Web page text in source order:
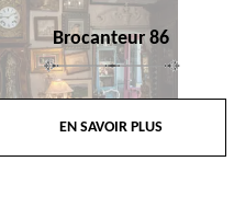
Brocanteur 86
EN SAVOIR PLUS